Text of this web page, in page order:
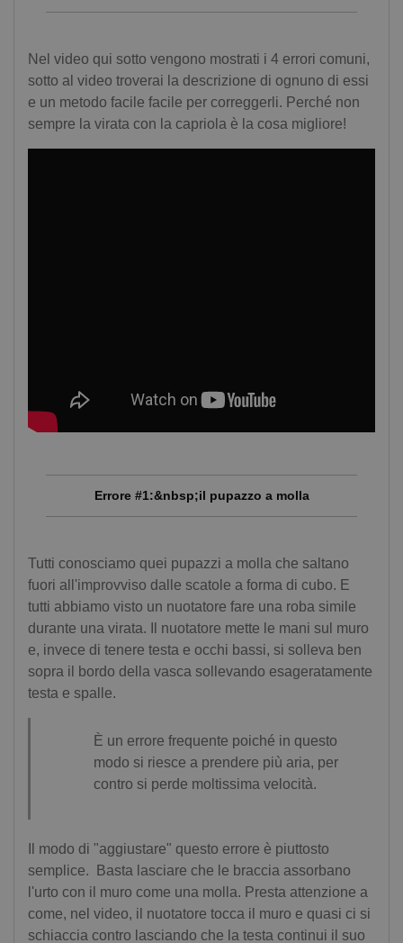
Nel video qui sotto vengono mostrati i 4 errori comuni,
sotto al video troverai la descrizione di ognuno di essi
e un metodo facile facile per correggerli. Perché non
sempre la virata con la capriola è la cosa migliore!
Errore #1:&nbsp;il pupazzo a molla
Tutti conosciamo quei pupazzi a molla che saltano
fuori all'improvviso dalle scatole a forma di cubo. E
tutti abbiamo visto un nuotatore fare una roba simile
durante una virata. Il nuotatore mette le mani sul muro
e, invece di tenere testa e occhi bassi, si solleva ben
sopra il bordo della vasca sollevando esageratamente
testa e spalle.
È un errore frequente poiché in questo
modo si riesce a prendere più aria, per
contro si perde moltissima velocità.
Il modo di "aggiustare" questo errore è piuttosto
semplice. Basta lasciare che le braccia assorbano
l'urto con il muro come una molla. Presta attenzione a
come, nel video, il nuotatore tocca il muro e quasi ci si
schiaccia contro lasciando che la testa continui il suo